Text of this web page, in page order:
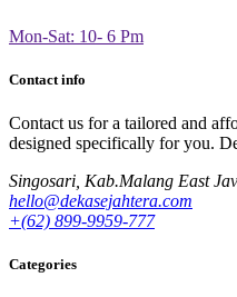
Mon-Sat: 10- 6 Pm
Contact info
Contact us for a tailored and
designed specifically for you.
Singosari, Kab.Malang East
hello@dekasejahtera.com
+(62) 899-9959-777
Categories